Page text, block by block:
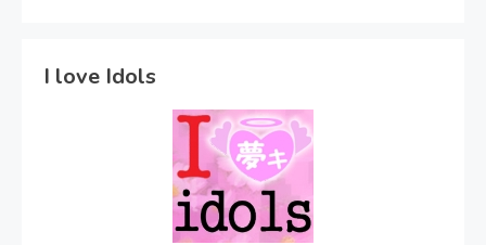
I love Idols